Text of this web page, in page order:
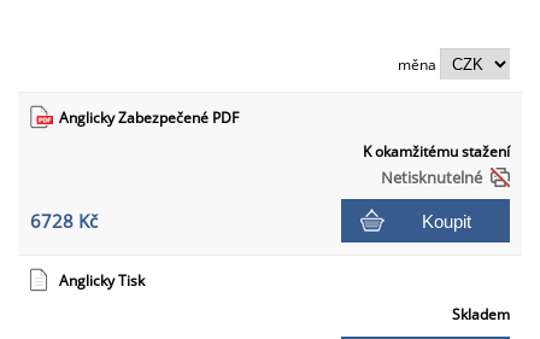
měna
Anglicky Zabezpečené PDF
K okamžitému stažení
Netisknutelné
6728 Kč Koupit
Anglicky Tisk
Skladem